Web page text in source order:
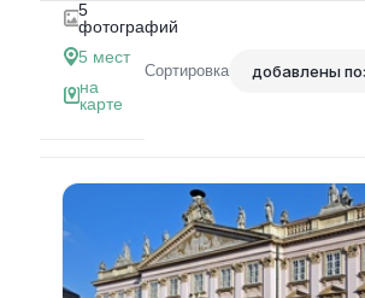
5
фотографий
5 мест
на
карте
Сортировка